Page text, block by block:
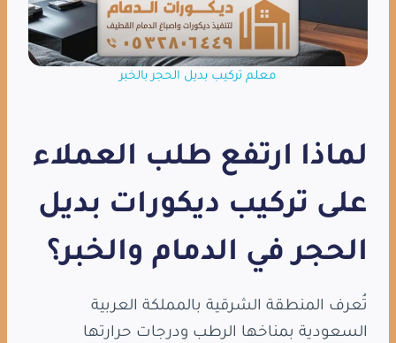
معلم تركيب بديل الحجر بالخبر
لماذا ارتفع طلب العملاء
على تركيب ديكورات بديل
الحجر في الدمام والخبر؟
تُعرف المنطقة الشرقية بالمملكة العربية
السعودية بمناخها الرطب ودرجات حرارتها